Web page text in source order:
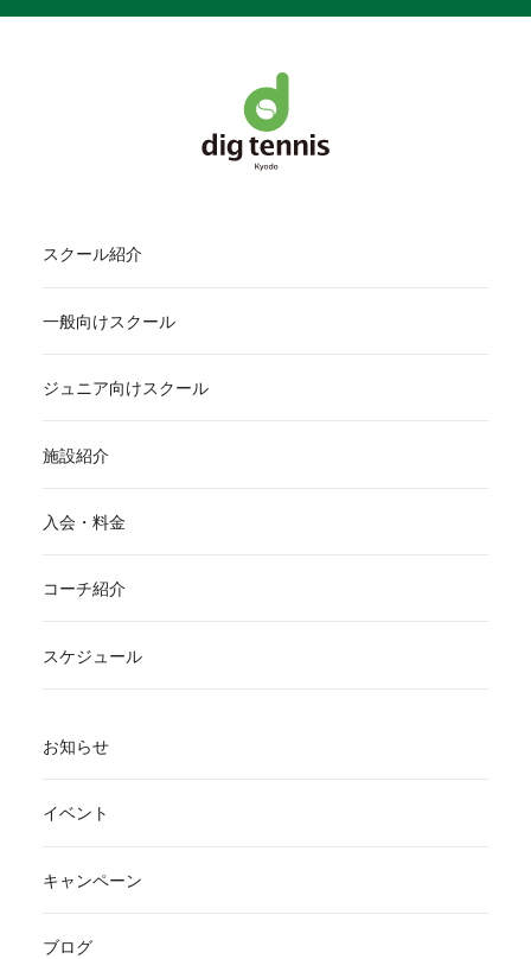
スクール紹介
一般向けスクール
ジュニア向けスクール
施設紹介
入会・料金
コーチ紹介
スケジュール
お知らせ
イベント
キャンペーン
ブログ